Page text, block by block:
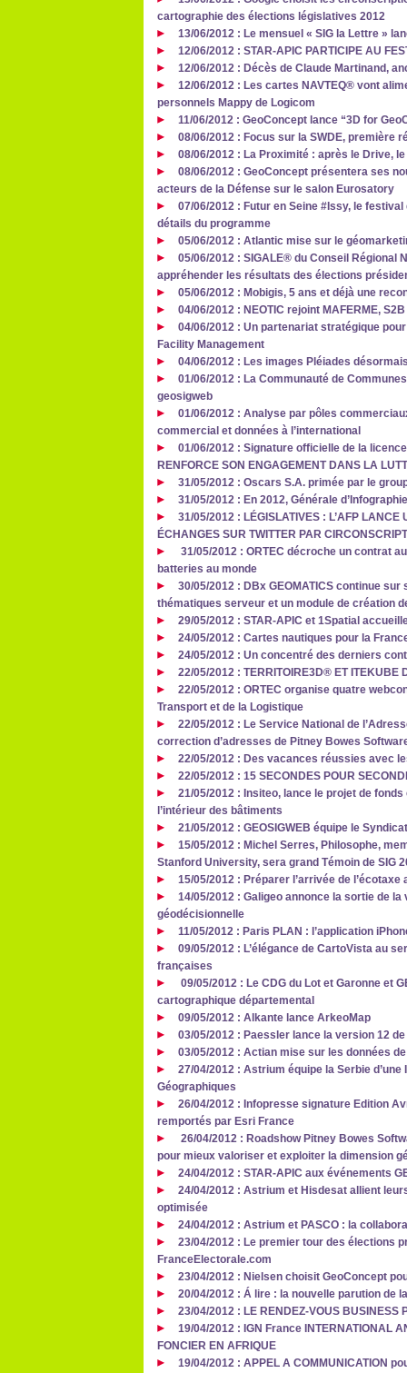
cartographie des élections législatives 2012
13/06/2012 : Le mensuel « SIG la Lettre »
12/06/2012 : STAR-APIC PARTICIPE AU
12/06/2012 : Décès de Claude Martinand,
12/06/2012 : Les cartes NAVTEQ® vont
personnels Mappy de Logicom
11/06/2012 : GeoConcept lance “3D for
08/06/2012 : Focus sur la SWDE, première
08/06/2012 : La Proximité : après le Drive,
08/06/2012 : GeoConcept présentera ses
acteurs de la Défense sur le salon Eurosatory
07/06/2012 : Futur en Seine #Issy, le
détails du programme
05/06/2012 : Atlantic mise sur le
05/06/2012 : SIGALE® du Conseil Régional
appréhender les résultats des élections
05/06/2012 : Mobigis, 5 ans et déjà une
04/06/2012 : NEOTIC rejoint MAFERME,
04/06/2012 : Un partenariat stratégique
Facility Management
04/06/2012 : Les images Pléiades
01/06/2012 : La Communauté de
geosigweb
01/06/2012 : Analyse par pôles
commercial et données à l’international
01/06/2012 : Signature officielle de la
RENFORCE SON ENGAGEMENT DANS LA
31/05/2012 : Oscars S.A. primée par le
31/05/2012 : En 2012, Générale
31/05/2012 : LÉGISLATIVES : L’AFP
ÉCHANGES SUR TWITTER PAR
31/05/2012 : ORTEC décroche un contrat
batteries au monde
30/05/2012 : DBx GEOMATICS continue
thématiques serveur et un module de création
29/05/2012 : STAR-APIC et 1Spatial
24/05/2012 : Cartes nautiques pour la
24/05/2012 : Un concentré des derniers
22/05/2012 : TERRITOIRE3D® ET ITEKUBE
22/05/2012 : ORTEC organise quatre
Transport et de la Logistique
22/05/2012 : Le Service National de
correction d’adresses de Pitney Bowes
22/05/2012 : Des vacances réussies avec
22/05/2012 : 15 SECONDES POUR
21/05/2012 : Insiteo, lance le projet de
l’intérieur des bâtiments
21/05/2012 : GEOSIGWEB équipe le
15/05/2012 : Michel Serres, Philosophe,
Stanford University, sera grand Témoin de SIG
15/05/2012 : Préparer l’arrivée de
14/05/2012 : Galigeo annonce la sortie de
géodécisionnelle
11/05/2012 : Paris PLAN : l’application
09/05/2012 : L’élégance de CartoVista au
françaises
09/05/2012 : Le CDG du Lot et Garonne et
cartographique départemental
09/05/2012 : Alkante lance ArkeoMap
03/05/2012 : Paessler lance la version 12
03/05/2012 : Actian mise sur les données
27/04/2012 : Astrium équipe la Serbie
Géographiques
26/04/2012 : Infopresse signature Edition
remportés par Esri France
26/04/2012 : Roadshow Pitney Bowes
pour mieux valoriser et exploiter la dimension
24/04/2012 : STAR-APIC aux événements
24/04/2012 : Astrium et Hisdesat allient
optimisée
24/04/2012 : Astrium et PASCO : la
23/04/2012 : Le premier tour des élections
FranceElectorale.com
23/04/2012 : Nielsen choisit GeoConcept
20/04/2012 : Á lire : la nouvelle parution de
23/04/2012 : LE RENDEZ‐VOUS BUSINESS
19/04/2012 : IGN France INTERNATIONAL
FONCIER EN AFRIQUE
19/04/2012 : APPEL A COMMUNICATION